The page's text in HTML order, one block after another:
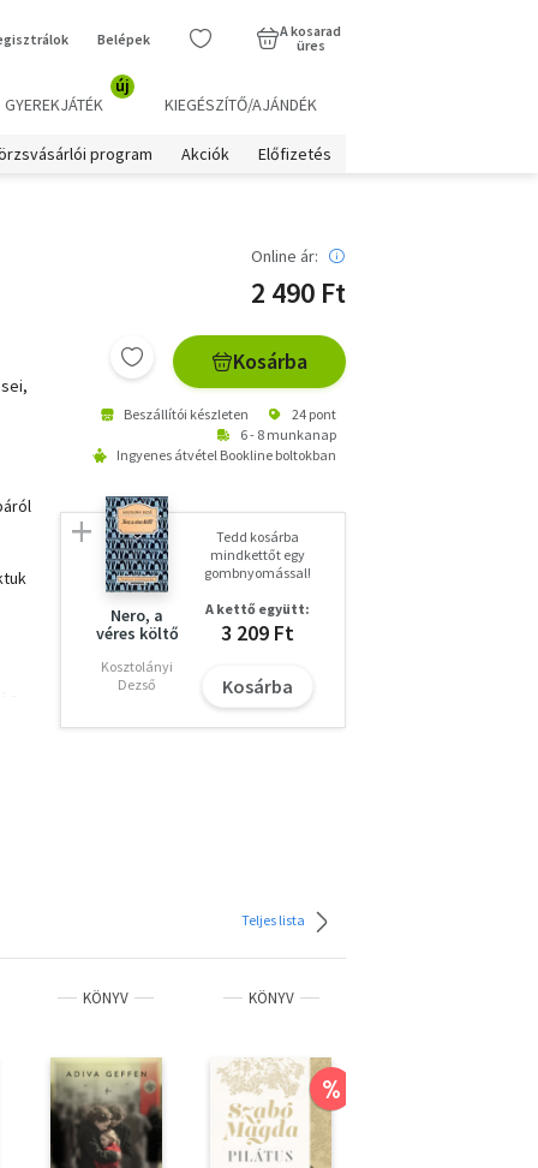
Belépek
A kosarad
üres
GYEREKJÁTÉK
új
KIEGÉSZÍTŐ/AJÁNDÉK
program Akciók Előfizetés
Online ár:
2 490 Ft
Kosárba
Beszállítói készleten
24 pont
6 - 8 munkanap
Ingyenes átvétel Bookline boltokban
Nero, a
véres költő
Kosztolányi
Dezső
Tedd kosárba
mindkettőt egy
gombnyomással!
A kettő együtt:
3 209 Ft
Kosárba
Teljes lista
KÖNYV KÖNYV
%